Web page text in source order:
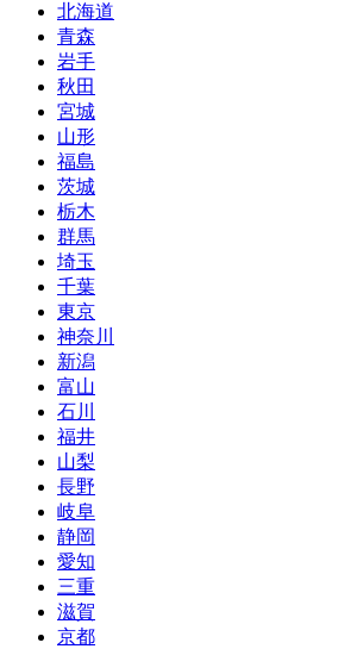
北海道
青森
岩手
秋田
宮城
山形
福島
茨城
栃木
群馬
埼玉
千葉
東京
神奈川
新潟
富山
石川
福井
山梨
長野
岐阜
静岡
愛知
三重
滋賀
京都